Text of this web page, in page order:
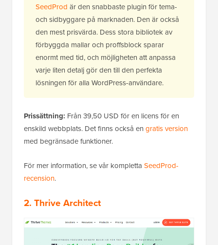
SeedProd är den snabbaste plugin för tema-
och sidbyggare på marknaden. Den är också
den mest prisvärda. Dess stora bibliotek av
förbyggda mallar och proffsblock sparar
enormt med tid, och möjligheten att anpassa
varje liten detalj gör den till den perfekta
lösningen för alla WordPress-användare.
Prissättning: Från 39,50 USD för en licens för en
enskild webbplats. Det finns också en gratis version
med begränsade funktioner.
För mer information, se vår kompletta SeedProd-
recension.
2. Thrive Architect